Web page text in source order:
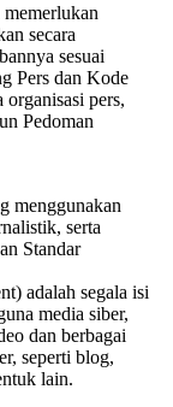
secara
sesuai
Pers dan Kode
pers,
Pedoman
menggunakan
serta
Standar
adalah segala isi
media siber,
dan berbagai
seperti blog,
lain.